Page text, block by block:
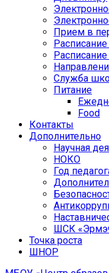
Прием в
Служба
Питание
Food
Контакты
Дополнительно
Научная
НОКО
Год
ШСК
Точка роста
ШНОР